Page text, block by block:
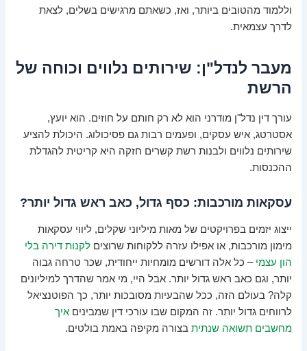
וללמוד מהטובים ביותר, ואז, כשאתם מרגישים בשלים, לצאת
לדרך עצמאית.
מעבר לנדל"ן: שירותים נלווים וכוחה של
הרשת
עורך דין נדל"ן מודרני הוא לא רק חותם על חוזים. הוא יועץ,
אסטרטג, איש עסקים, ופעמים רבות גם פסיכולוג. היכולת להציע
שירותים נלווים ולבנות רשת קשרים חזקה היא קריטית להגדלת
ההכנסות.
עסקאות מורכבות: כסף גדול, כאב ראש גדול יותר?
ייצוג יזמים בפרויקטים של מאות מיליוני שקלים, ליווי עסקאות
מימון מורכבות, או אפילו עזרה ללקוחות שרוציםלקנות דירה בלי
הון עצמי – כל אלה דורשים מומחיות ייחודית, שכר טרחה גבוה
יותר, וגם כאב ראש גדול יותר. אבל היי, מי אמר שהדרך למיליונים
קלה? בעולם הזה, ככל שהבעיות מסובכות יותר, כך הפוטנציאל
לרווחים גדול יותר. זה המקום שבו עורכי דין שמביניםאיך
מחשבים תשואה שנתית בצורה מקיפה באמת בולטים.